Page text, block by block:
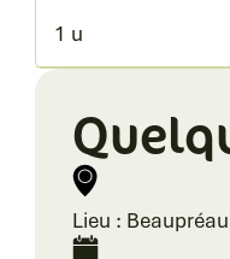
1 u
Lieu :